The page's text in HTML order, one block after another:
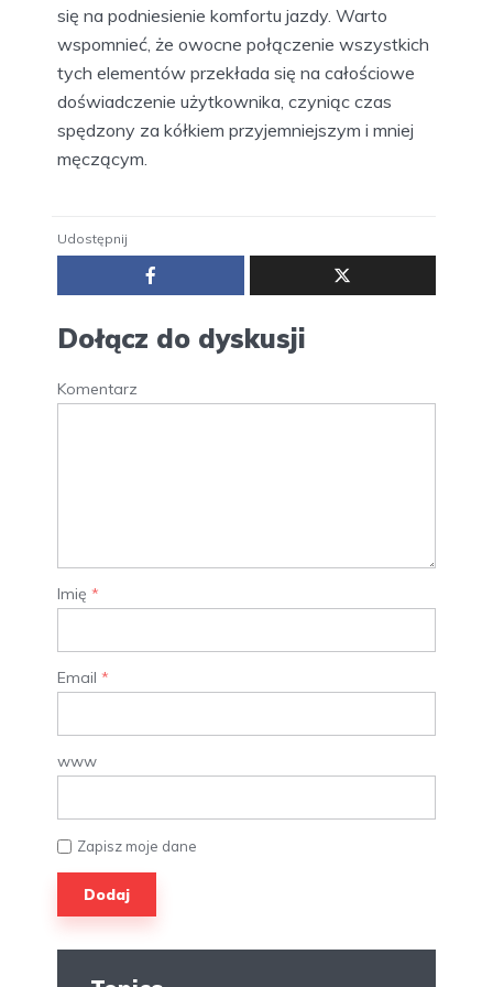
się na podniesienie komfortu jazdy. Warto
wspomnieć, że owocne połączenie wszystkich
tych elementów przekłada się na całościowe
doświadczenie użytkownika, czyniąc czas
spędzony za kółkiem przyjemniejszym i mniej
męczącym.
Udostępnij
Dołącz do dyskusji
Komentarz
Imię *
Email *
www
Zapisz moje dane